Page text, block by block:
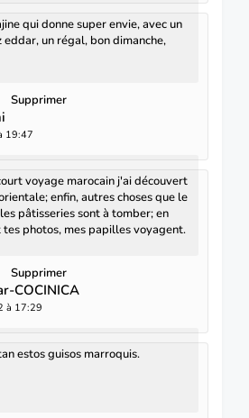
qui donne super envie, avec un
eddar, un régal, bon dimanche,
Supprimer
19:47
voyage marocain j'ai découvert
enfin, autres choses que le
pâtisseries sont à tomber; en
photos, mes papilles voyagent.
Supprimer
COCINICA
à 17:29
estos guisos marroquis.